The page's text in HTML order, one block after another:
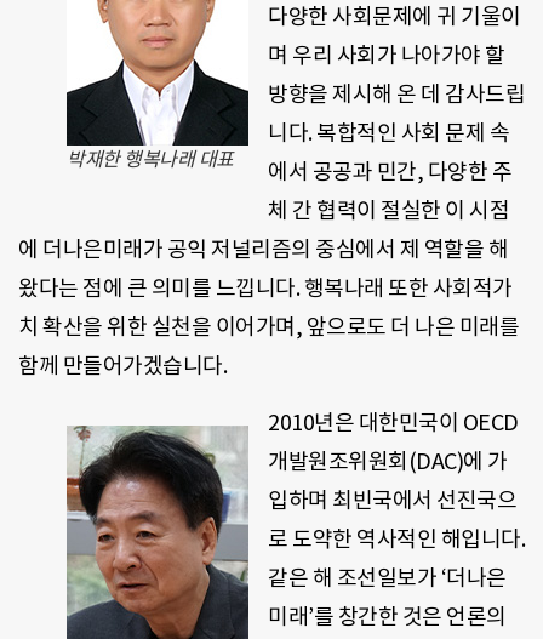
박재한 행복나래 대표
다양한 사회문제에 귀 기울이
며 우리 사회가 나아가야 할
방향을 제시해 온 데 감사드립
니다. 복합적인 사회 문제 속
에서 공공과 민간, 다양한 주
체 간 협력이 절실한 이 시점
에 더나은미래가 공익 저널리즘의 중심에서 제 역할을 해
왔다는 점에 큰 의미를 느낍니다. 행복나래 또한 사회적가
치 확산을 위한 실천을 이어가며, 앞으로도 더 나은 미래를
함께 만들어가겠습니다.
2010년은 대한민국이 OECD
개발원조위원회(DAC)에 가
입하며 최빈국에서 선진국으
로 도약한 역사적인 해입니다.
같은 해 조선일보가 ‘더나은
미래’를 창간한 것은 언론의